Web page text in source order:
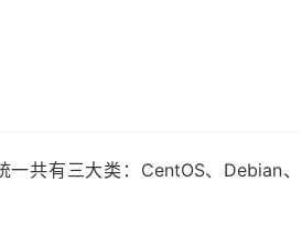
共有三大类：CentOS、Debian、